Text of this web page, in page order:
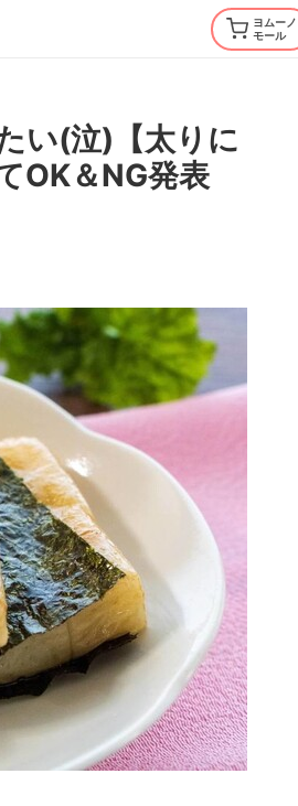
ヨムーノ
モール
い(泣)【太りに
OK＆NG発表